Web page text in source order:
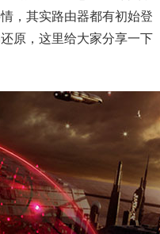
，其实路由器都有初始登
原，这里给大家分享一下